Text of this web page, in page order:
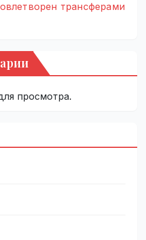
трансферами
просмотра.